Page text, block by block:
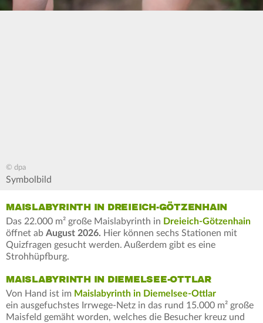
© dpa
Symbolbild
MAISLABYRINTH IN DREIEICH-GÖTZENHAIN
Das 22.000 m² große Maislabyrinth in Dreieich-Götzenhain
öffnet ab August 2026. Hier können sechs Stationen mit
Quizfragen gesucht werden. Außerdem gibt es eine
Strohhüpfburg.
MAISLABYRINTH IN DIEMELSEE-OTTLAR
Von Hand ist im Maislabyrinth in Diemelsee-Ottlar
ein ausgefuchstes Irrwege-Netz in das rund 15.000 m² große
Maisfeld gemäht worden, welches die Besucher kreuz und